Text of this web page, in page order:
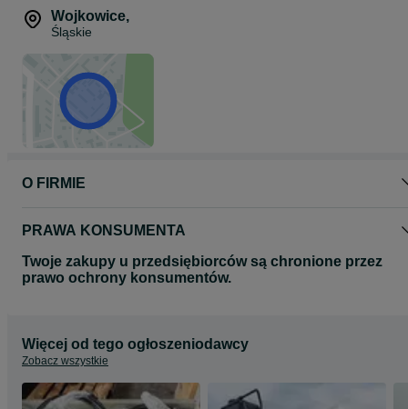
Wojkowice,
Śląskie
O FIRMIE
PRAWA KONSUMENTA
Twoje zakupy u przedsiębiorców są chronione przez
prawo ochrony konsumentów.
Więcej od tego ogłoszeniodawcy
Zobacz wszystkie